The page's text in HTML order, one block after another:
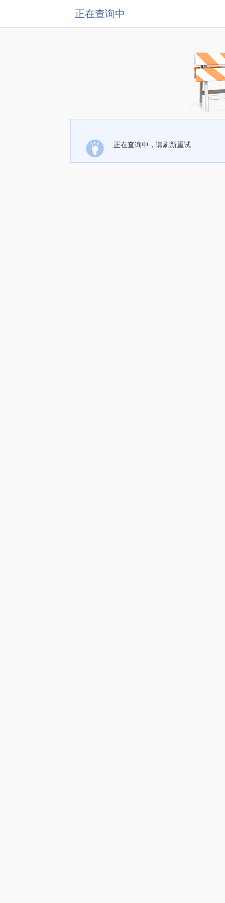
正在查询中
正在查询中，请刷新重试